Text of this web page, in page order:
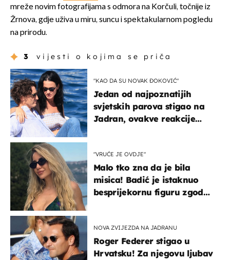
mreže novim fotografijama s odmora na Korčuli, točnije iz
Žrnova, gdje uživa u miru, suncu i spektakularnom pogledu
na prirodu.
3 vijesti o kojima se priča
"KAO DA SU NOVAK ĐOKOVIĆ"
Jedan od najpoznatijih
svjetskih parova stigao na
Jadran, ovakve reakcije
"VRUĆE JE OVDJE"
Malo tko zna da je bila
misica! Badić je istaknuo
besprijekornu figuru zgodne
NOVA ZVIJEZDA NA JADRANU
Roger Federer stigao u
Hrvatsku! Za njegovu ljubav